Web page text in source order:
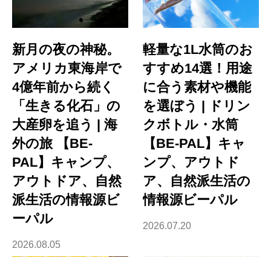
新月の夜の神秘。
アメリカ東海岸で
4億年前から続く
「生きる化石」の
大産卵を追う | 海
外の旅 【BE-
PAL】キャンプ、
アウトドア、自然
派生活の情報源ビ
ーパル
2026.08.05
軽量な1L水筒のお
すすめ14選！用途
に合う素材や機能
を選ぼう | ドリン
クボトル・水筒
【BE-PAL】キャ
ンプ、アウトド
ア、自然派生活の
情報源ビーパル
2026.07.20